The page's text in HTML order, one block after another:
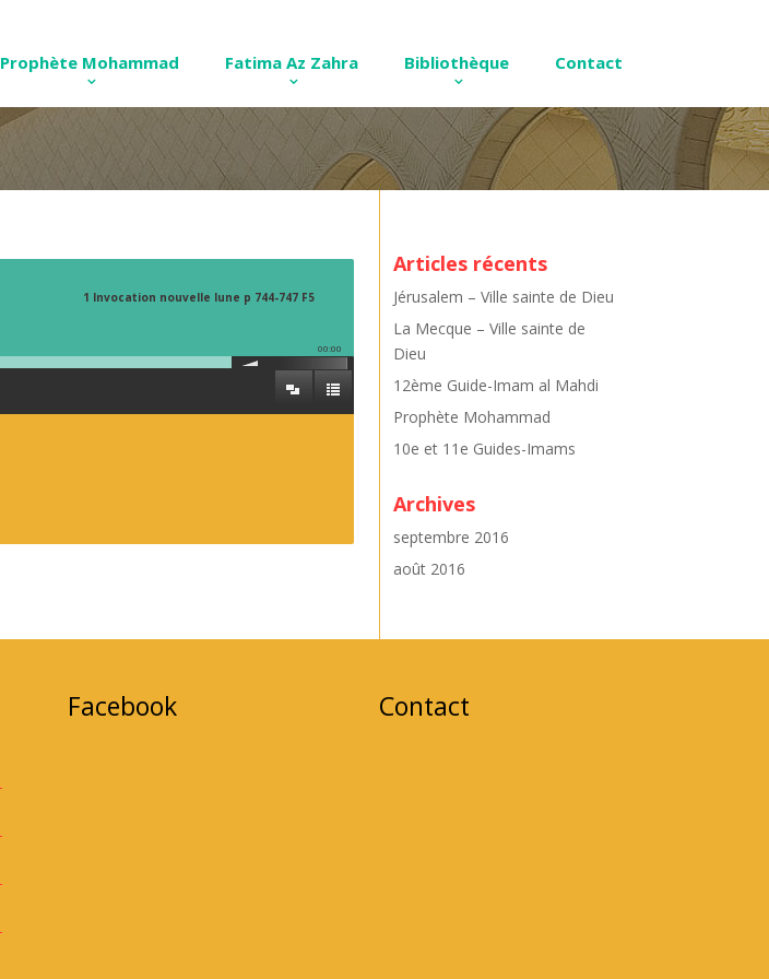
Prophète Mohammad Fatima Az Zahra Bibliothèque Contact
1 Invocation nouvelle lune p 744-747 F5
00:00
Articles récents
Jérusalem – Ville sainte de Dieu
La Mecque – Ville sainte de
Dieu
12ème Guide-Imam al Mahdi
Prophète Mohammad
10e et 11e Guides-Imams
Archives
septembre 2016
août 2016
Facebook Contact